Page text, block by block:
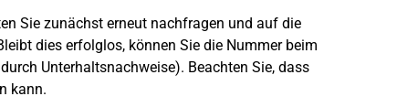
Sie zunächst erneut nachfragen und auf die
dies erfolglos, können Sie die Nummer beim
Unterhaltsnachweise). Beachten Sie, dass
kann.